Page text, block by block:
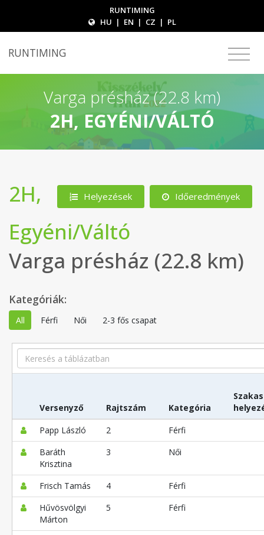
RUNTIMING
HU | EN | CZ | PL
RUNTIMING
Varga présház (22.8 km)
2H, EGYÉNI/VÁLTÓ
Helyezések Időeredmények
2H,
Egyéni/Váltó
Varga présház (22.8 km)
Kategóriák:
All Férfi Női 2-3 fős csapat
Search
Versenyző Rajtszám Kategória
Papp László
2
Férfi
Baráth
Krisztina
3 Női
Frisch Tamás 4
Férfi
Hűvösvölgyi
Márton
5 Férfi